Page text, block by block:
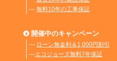
― 無料10年の工事保証
開催中のキャンペーン
― ローン無金利＆1,000円割引
―エコジョーズ無料7年保証